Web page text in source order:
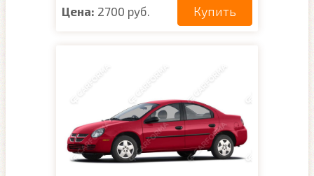
Цена: 2700 руб. Купить